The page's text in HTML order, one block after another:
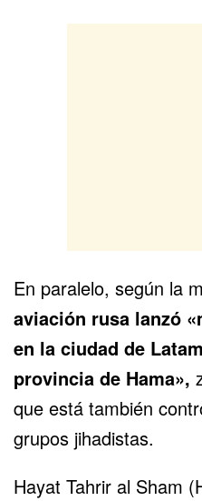
En paralelo, según la
aviación rusa lanzó
en la ciudad de
provincia de Hama»,
que está también
grupos jihadistas.
Hayat Tahrir al Sham